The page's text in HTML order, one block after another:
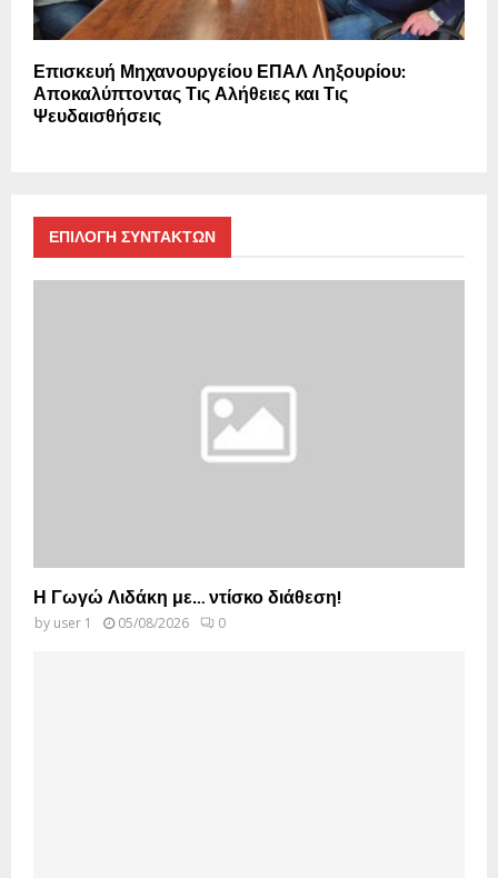
Επισκευή Μηχανουργείου ΕΠΑΛ Ληξουρίου:
Αποκαλύπτοντας Τις Αλήθειες και Τις
Ψευδαισθήσεις
ΕΠΙΛΟΓΗ ΣΥΝΤΑΚΤΩΝ
Η Γωγώ Λιδάκη με… ντίσκο διάθεση!
by user 1 05/08/2026 0